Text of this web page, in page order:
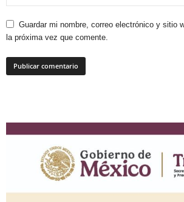
Guardar mi nombre, correo electrónico y sitio
la próxima vez que comente.